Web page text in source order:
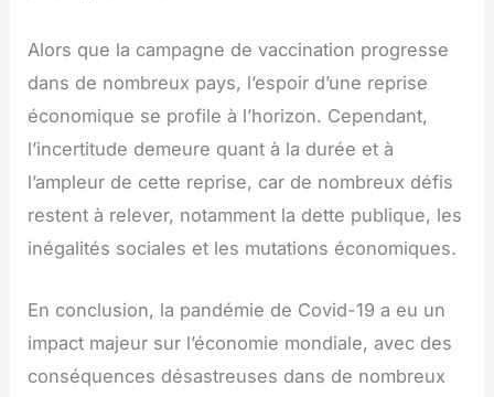
Alors que la campagne de vaccination progresse
dans de nombreux pays, l’espoir d’une reprise
économique se profile à l’horizon. Cependant,
l’incertitude demeure quant à la durée et à
l’ampleur de cette reprise, car de nombreux défis
restent à relever, notamment la dette publique, les
inégalités sociales et les mutations économiques.
En conclusion, la pandémie de Covid-19 a eu un
impact majeur sur l’économie mondiale, avec des
conséquences désastreuses dans de nombreux